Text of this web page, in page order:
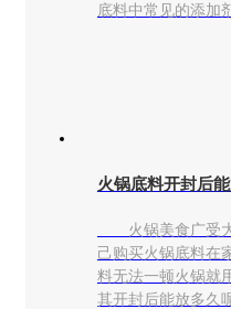
底料中常见的添加
火锅底料开封后
火锅美食广受大
己购买火锅底料在
料无法一顿火锅就
其开封后能放多久